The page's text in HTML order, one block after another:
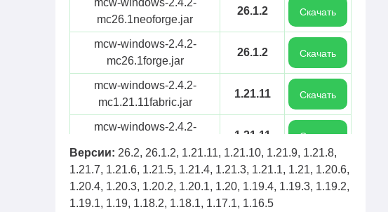
mcw-windows-2.4.2-
mc26.1neoforge.jar
26.1.2 Скачать
mcw-windows-2.4.2-
mc26.1forge.jar
26.1.2 Скачать
mcw-windows-2.4.2-
mc1.21.11fabric.jar
1.21.11 Скачать
mcw-windows-2.4.2-
1.21.11 Скачать
mcw-windows-2.4.2-
mc1.21.11neoforge.jar
1.21.11 Скачать
mcw-mcwwindows-2.4.2-
Версии: 26.2, 26.1.2, 1.21.11, 1.21.10, 1.21.9, 1.21.8,
1.21.7, 1.21.6, 1.21.5, 1.21.4, 1.21.3, 1.21.1, 1.21, 1.20.6,
1.20.4, 1.20.3, 1.20.2, 1.20.1, 1.20, 1.19.4, 1.19.3, 1.19.2,
1.19.1, 1.19, 1.18.2, 1.18.1, 1.17.1, 1.16.5